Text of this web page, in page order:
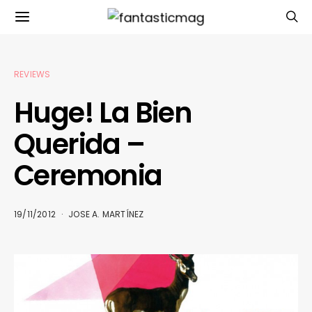
REVIEWS
Huge! La Bien
Querida –
Ceremonia
19/11/2012 JOSE A. MARTÍNEZ